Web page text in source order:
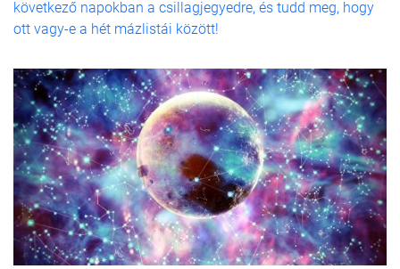
következő napokban a csillagjegyedre, és tudd meg, hogy
ott vagy-e a hét mázlistái között!